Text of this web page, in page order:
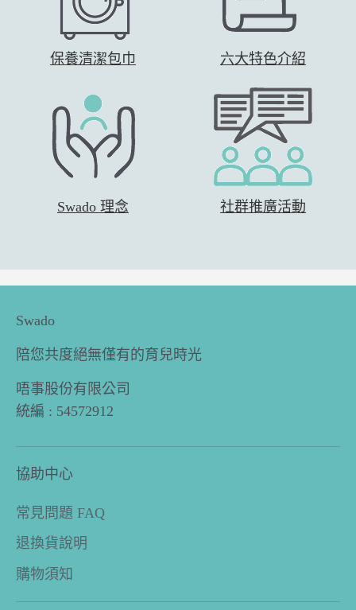
保養清潔包巾 六大特色介紹
Swado 理念 社群推廣活動
Swado
陪您共度絕無僅有的育兒時光
唔事股份有限公司
統編 : 54572912
協助中心
常見問題 FAQ
退換貨說明
購物須知